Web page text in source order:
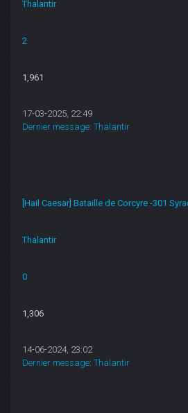
Thalantir
2
1,961
17-03-2025, 22:49
Dernier message:Thalantir
[Hail Caesar] Bataille de Corcyre -301
Thalantir
0
1,306
14-06-2024, 23:02
Dernier message:Thalantir